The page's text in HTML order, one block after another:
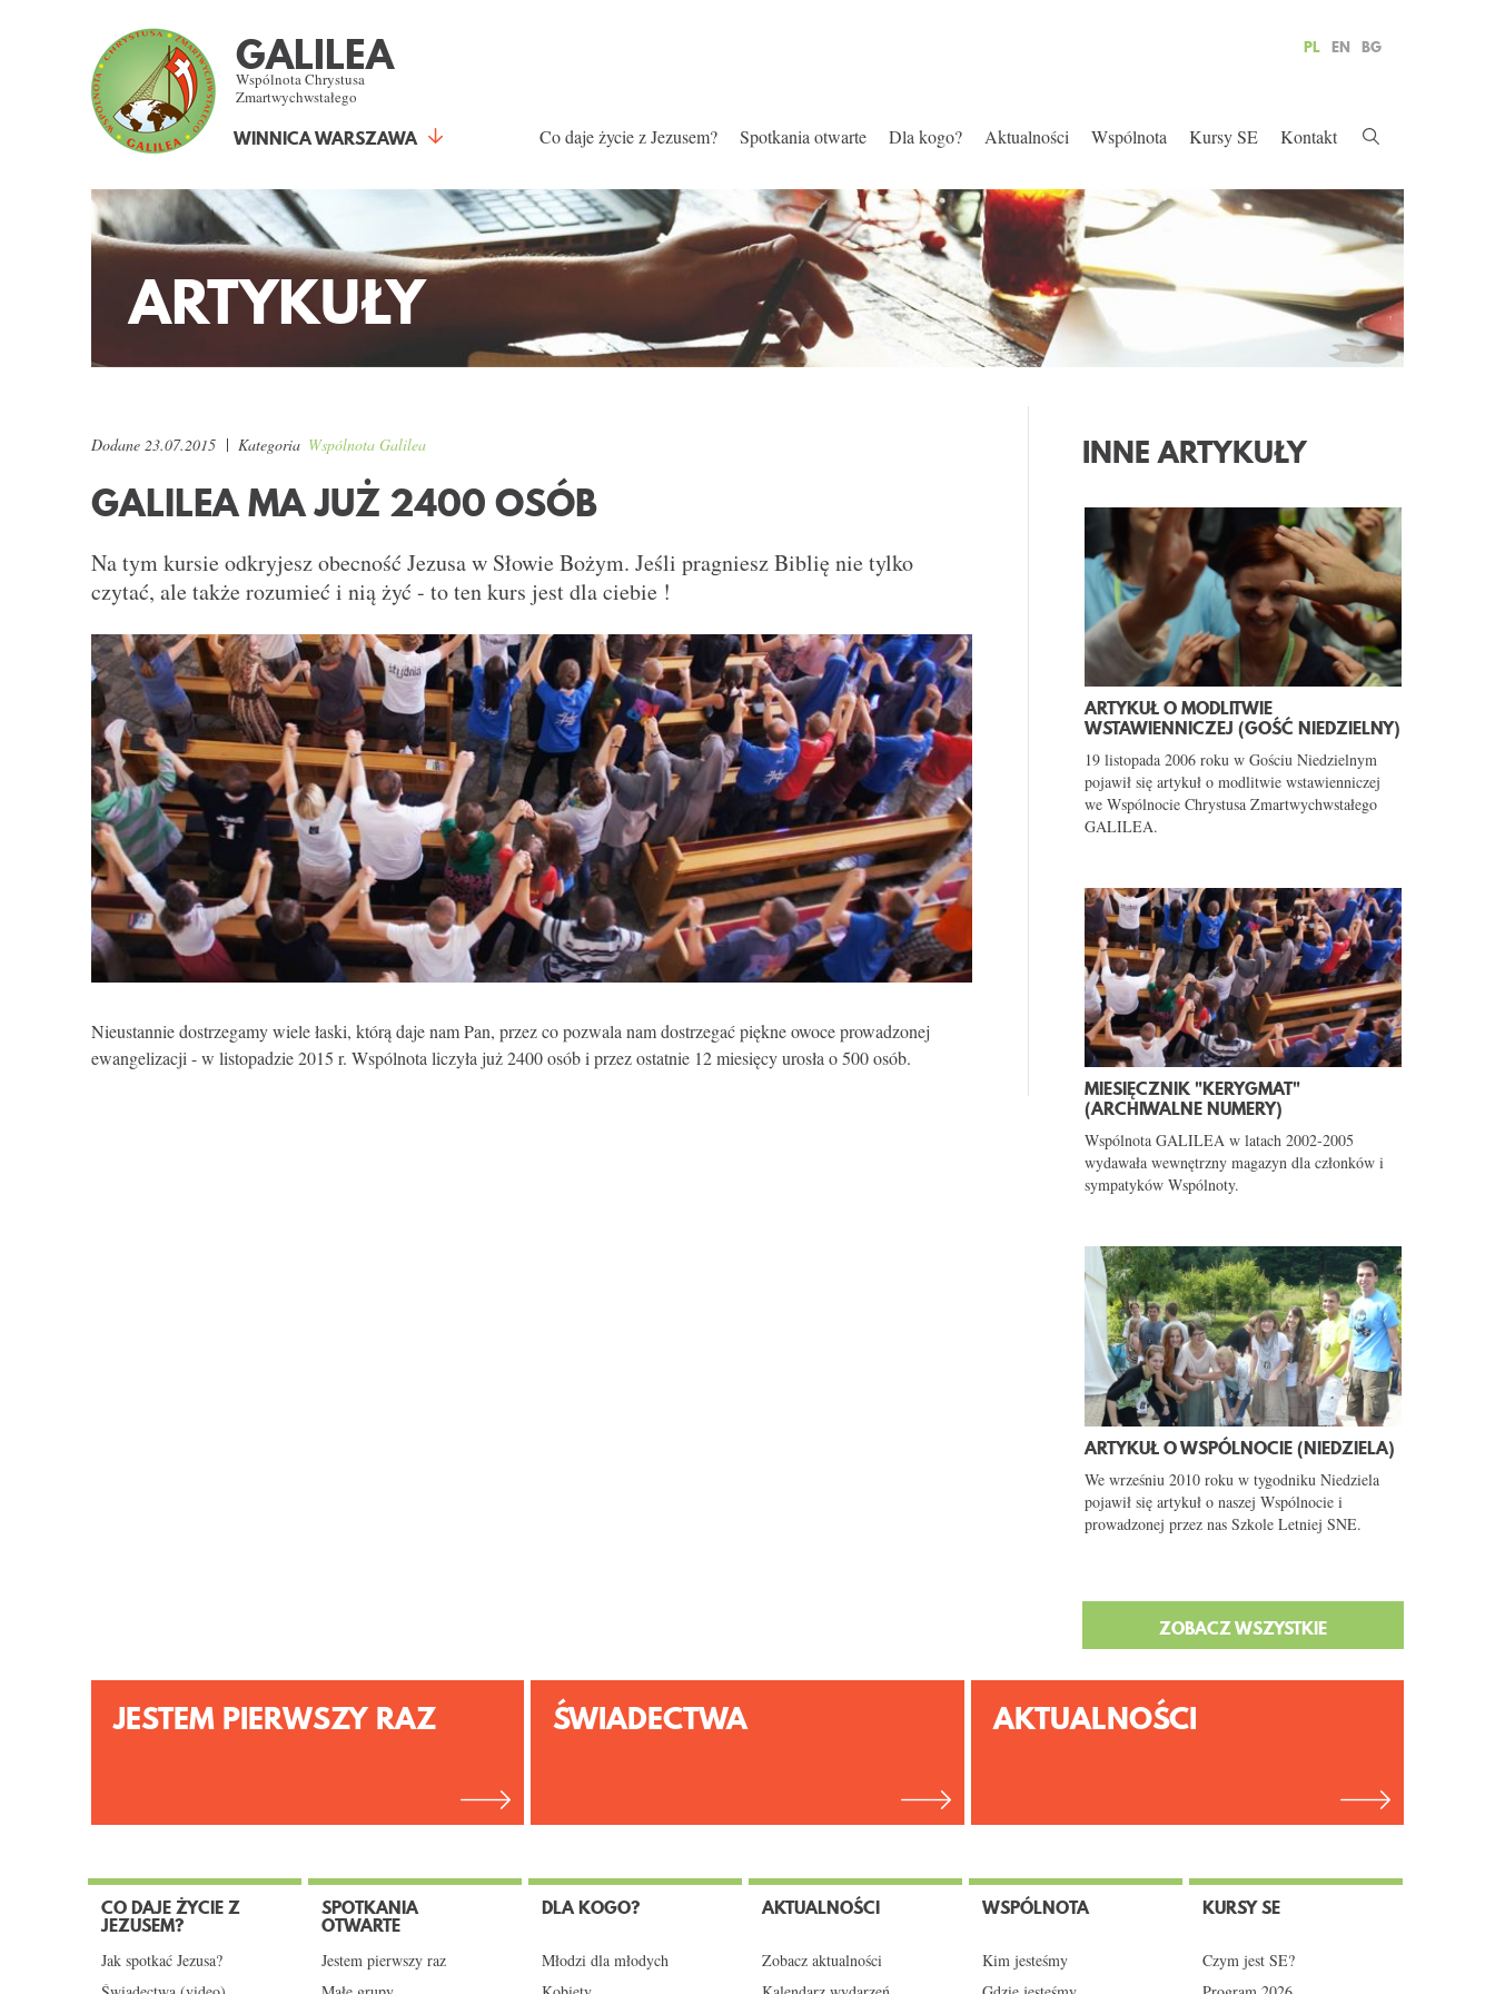
GALILEA
Wspólnota Chrystusa
Zmartwychwstałego
WINNICA WARSZAWA
PL EN BG
Co daje życie z Jezusem? Spotkania otwarte Dla kogo? Aktualności Wspólnota Kursy SE Kontakt
ARTYKUŁY
Dodane 23.07.2015 Kategoria Wspólnota Galilea
GALILEA MA JUŻ 2400 OSÓB
Na tym kursie odkryjesz obecność Jezusa w Słowie Bożym. Jeśli pragniesz Biblię nie tylko
czytać, ale także rozumieć i nią żyć - to ten kurs jest dla ciebie !
Nieustannie dostrzegamy wiele łaski, którą daje nam Pan, przez co pozwala nam dostrzegać piękne owoce prowadzonej
ewangelizacji - w listopadzie 2015 r. Wspólnota liczyła już 2400 osób i przez ostatnie 12 miesięcy urosła o 500 osób.
INNE ARTYKUŁY
ARTYKUŁ O MODLITWIE
WSTAWIENNICZEJ (GOŚĆ NIEDZIELNY)
19 listopada 2006 roku w Gościu Niedzielnym
pojawił się artykuł o modlitwie wstawienniczej
we Wspólnocie Chrystusa Zmartwychwstałego
GALILEA.
MIESIĘCZNIK "KERYGMAT"
(ARCHIWALNE NUMERY)
Wspólnota GALILEA w latach 2002-2005
wydawała wewnętrzny magazyn dla członków i
sympatyków Wspólnoty.
ARTYKUŁ O WSPÓLNOCIE (NIEDZIELA)
We wrześniu 2010 roku w tygodniku Niedziela
pojawił się artykuł o naszej Wspólnocie i
prowadzonej przez nas Szkole Letniej SNE.
ZOBACZ WSZYSTKIE
JESTEM PIERWSZY RAZ ŚWIADECTWA AKTUALNOŚCI
CO DAJE ŻYCIE Z
JEZUSEM?
Jak spotkać Jezusa?
SPOTKANIA
OTWARTE
Jestem pierwszy raz
DLA KOGO?
Młodzi dla młodych
AKTUALNOŚCI
Zobacz aktualności
WSPÓLNOTA
Kim jesteśmy
KURSY SE
Czym jest SE?